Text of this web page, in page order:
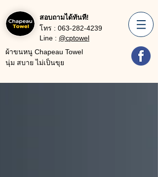
สอบถามได้ทันที!
โทร : 063-282-4239
Line : @cptowel
ผ้าขนหนู Chapeau Towel
นุ่ม สบาย ไม่เป็นขุย